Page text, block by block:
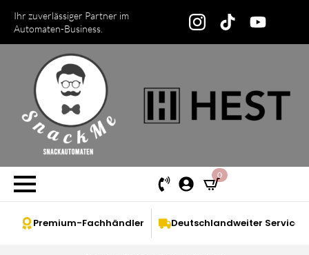
Ihr zuverlässiger Partner im
Automaten-Business.
0
Premium-Fachhändler Deutschlandweiter Service